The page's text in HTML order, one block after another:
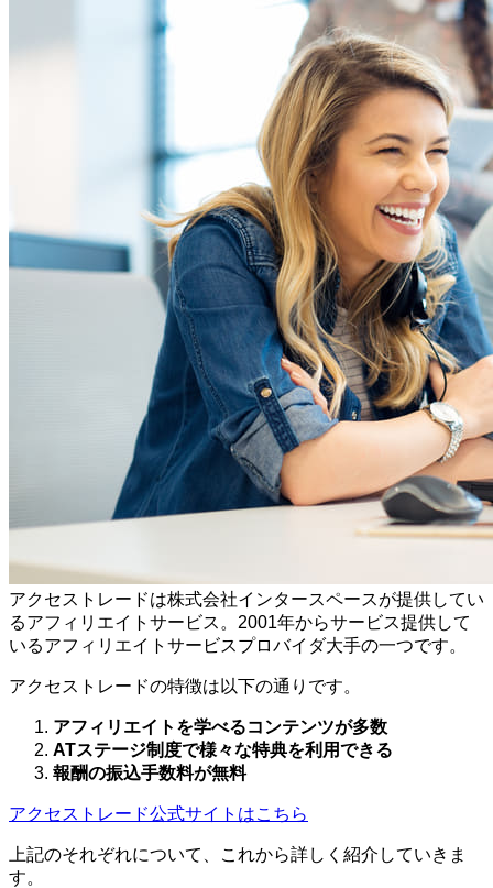
アクセストレードは株式会社インタースペースが提供してい
るアフィリエイトサービス。2001年からサービス提供して
いるアフィリエイトサービスプロバイダ大手の一つです。
アクセストレードの特徴は以下の通りです。
アフィリエイトを学べるコンテンツが多数
ATステージ制度で様々な特典を利用できる
報酬の振込手数料が無料
アクセストレード公式サイトはこちら
上記のそれぞれについて、これから詳しく紹介していきま
す。